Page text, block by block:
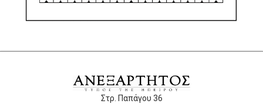
Στρ. Παπάγου 36